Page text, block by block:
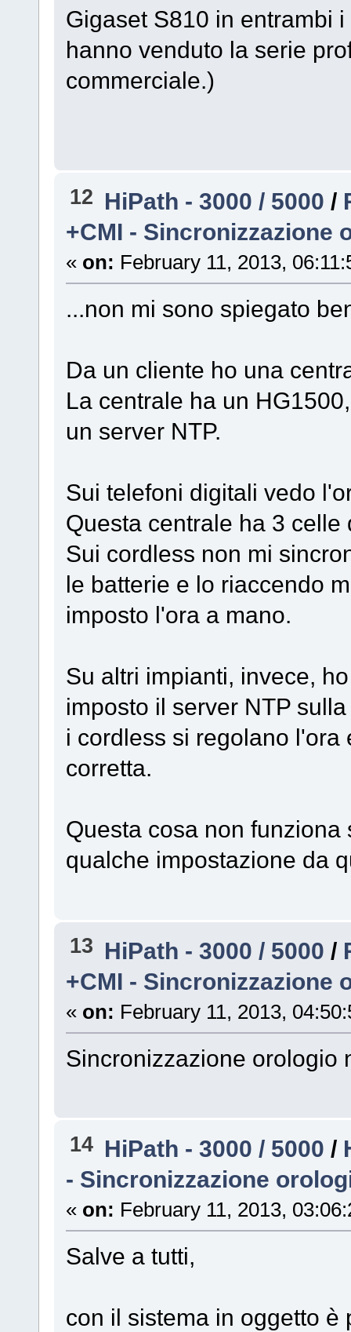
Gigaset S810 in entrambi
hanno venduto la serie
commerciale.)
12 HiPath - 3000 / 5000 /
+CMI - Sincronizzazione
« on: February 11, 2013,
...non mi sono spiegato
Da un cliente ho una
La centrale ha un
un server NTP.
Sui telefoni digitali vedo
Questa centrale ha 3 celle
Sui cordless non mi
le batterie e lo riaccendo
imposto l'ora a mano.
Su altri impianti, invece,
imposto il server NTP
i cordless si regolano
corretta.
Questa cosa non
qualche impostazione da
13 HiPath - 3000 / 5000 /
+CMI - Sincronizzazione
« on: February 11, 2013,
Sincronizzazione orologio
14 HiPath - 3000 / 5000 /
- Sincronizzazione
« on: February 11, 2013,
Salve a tutti,
con il sistema in oggetto